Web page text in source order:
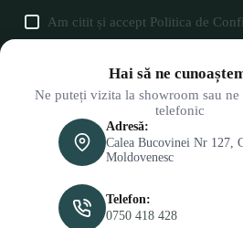
Am citit și accept Politica de
Hai să ne
Ne puteți vizita la showroom sau ne
telefonic
Adresă:
Calea Bucovinei Nr 127,
Moldovenesc
Telefon:
0750 418 428